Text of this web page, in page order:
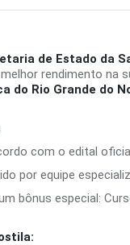
de Estado da
rendimento na
do Rio Grande do
com o edital
por equipe
bônus especial: